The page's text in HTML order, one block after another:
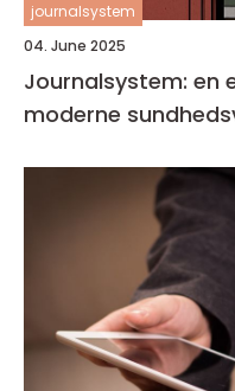
journalsystem
04. June 2025
Journalsystem: en
moderne